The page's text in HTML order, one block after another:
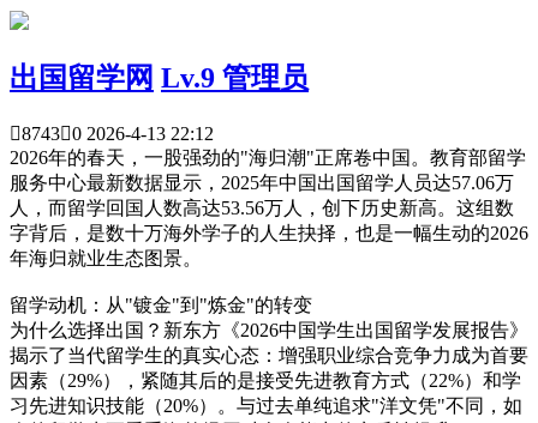
出国留学网 Lv.9 管理员
87430 2026-4-13 22:12
2026年的春天，一股强劲的"海归潮"正席卷中国。教育部留学
服务中心最新数据显示，2025年中国出国留学人员达57.06万
人，而留学回国人数高达53.56万人，创下历史新高。这组数
字背后，是数十万海外学子的人生抉择，也是一幅生动的2026
年海归就业生态图景。
留学动机：从"镀金"到"炼金"的转变
为什么选择出国？新东方《2026中国学生出国留学发展报告》
揭示了当代留学生的真实心态：增强职业综合竞争力成为首要
因素（29%），紧随其后的是接受先进教育方式（22%）和学
习先进知识技能（20%）。与过去单纯追求"洋文凭"不同，如